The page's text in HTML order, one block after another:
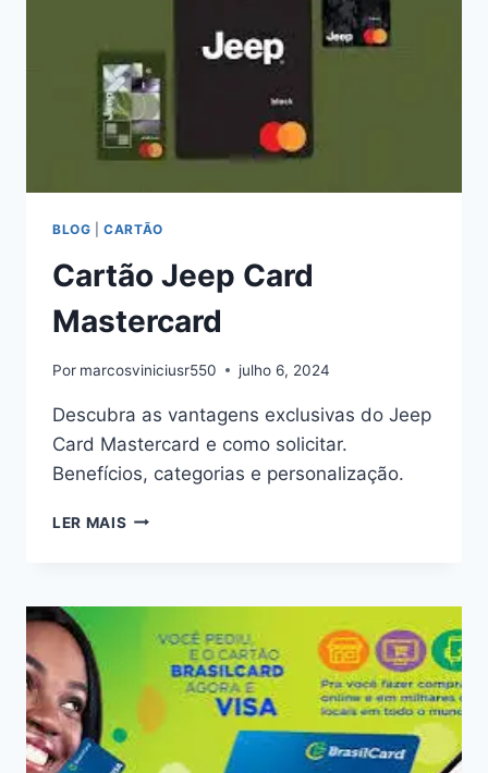
BLOG |CARTÃO
Cartão Jeep Card
Mastercard
Por marcosviniciusr550 julho 6, 2024
Descubra as vantagens exclusivas do Jeep
Card Mastercard e como solicitar.
Benefícios, categorias e personalização.
LER MAIS CARTÃO